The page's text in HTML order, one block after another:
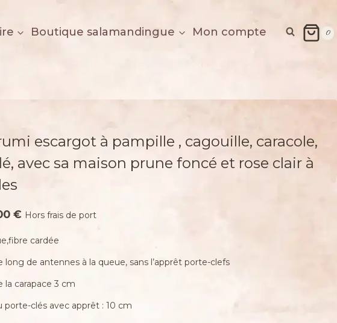
Boutique salamandingue Mon compte 0
escargot à pampille , cagouille, caracole,
avec sa maison prune foncé et rose clair à
:
€.
€ Le
actuel
est :
9,00 €.
Hors frais de port
cardée
long de antennes à la queue, sans l’apprêt porte-clefs
la carapace 3 cm
porte-clés avec apprêt : 10 cm